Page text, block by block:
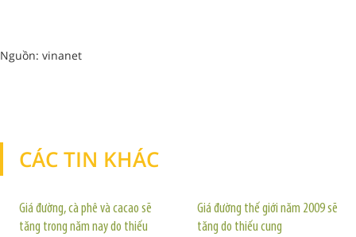
Nguồn: vinanet
CÁC TIN KHÁC
Giá đường, cà phê và cacao sẽ
tăng trong năm nay do thiếu
Giá đường thế giới năm 2009 sẽ
tăng do thiếu cung